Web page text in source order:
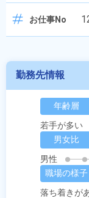
お仕事No
勤務先情報
年齢層
若手が多い
男女比
男性
職場の様子
落ち着きが